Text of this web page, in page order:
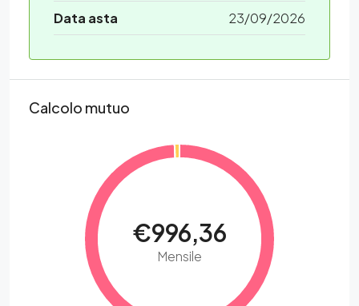
Data asta
23/09/2026
Calcolo mutuo
€996,36
Mensile